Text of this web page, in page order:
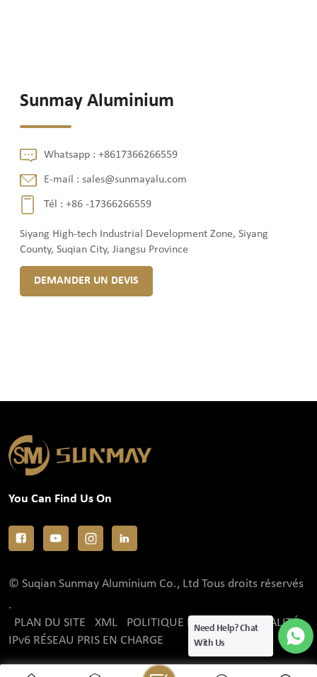
Sunmay Aluminium
Whatsapp :+8617366266559
E-mail :sales@sunmayalu.com
Tél :+86 -17366266559
Siyang High-tech Industrial Development Zone, Siyang
County, Suqian City, Jiangsu Province
DEMANDER UN DEVIS
You Can Find Us On
© Suqian Sunmay Aluminium Co., Ltd Tous droits réservés
.
PLAN DU SITE
XML
POLITIQUE DE CONFIDENTIALITÉ
IPv6 RÉSEAU PRIS EN CHARGE
Need Help? Chat
With Us